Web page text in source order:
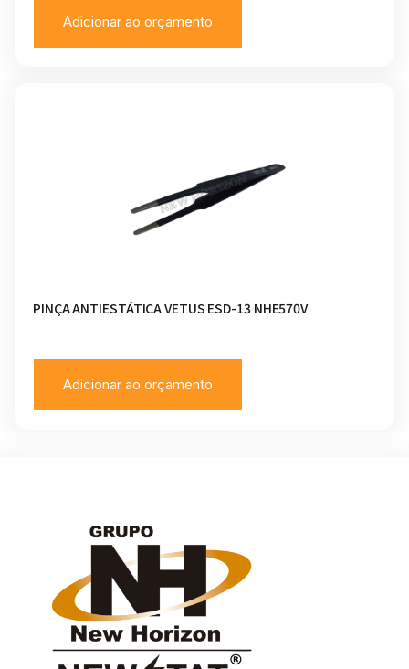
Adicionar ao orçamento
PINÇA ANTIESTÁTICA VETUS ESD-13 NHE570V
Adicionar ao orçamento